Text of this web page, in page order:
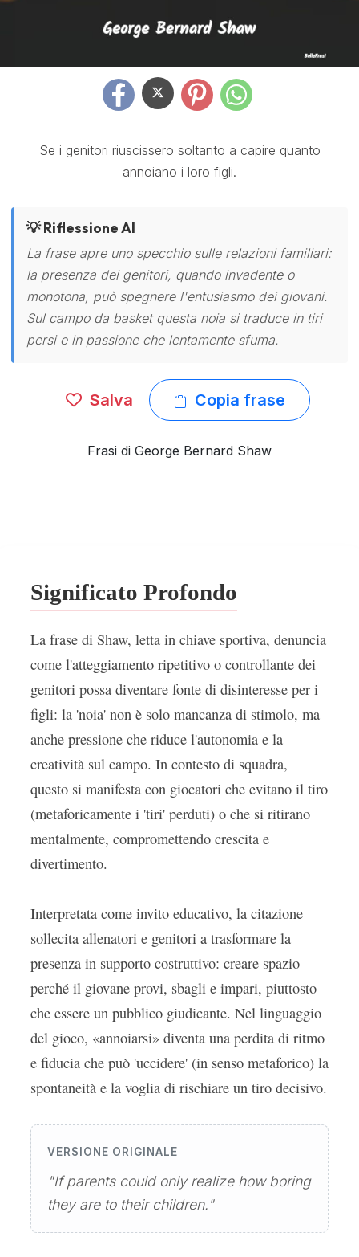
Se i genitori riuscissero soltanto a capire quanto
annoiano i loro figli.
💡 Riflessione AI
La frase apre uno specchio sulle relazioni familiari:
la presenza dei genitori, quando invadente o
monotona, può spegnere l'entusiasmo dei giovani.
Sul campo da basket questa noia si traduce in tiri
persi e in passione che lentamente sfuma.
Salva Copia frase
Frasi di George Bernard Shaw
Significato Profondo
La frase di Shaw, letta in chiave sportiva, denuncia
come l'atteggiamento ripetitivo o controllante dei
genitori possa diventare fonte di disinteresse per i
figli: la 'noia' non è solo mancanza di stimolo, ma
anche pressione che riduce l'autonomia e la
creatività sul campo. In contesto di squadra,
questo si manifesta con giocatori che evitano il tiro
(metaforicamente i 'tiri' perduti) o che si ritirano
mentalmente, compromettendo crescita e
divertimento.
Interpretata come invito educativo, la citazione
sollecita allenatori e genitori a trasformare la
presenza in supporto costruttivo: creare spazio
perché il giovane provi, sbagli e impari, piuttosto
che essere un pubblico giudicante. Nel linguaggio
del gioco, «annoiarsi» diventa una perdita di ritmo
e fiducia che può 'uccidere' (in senso metaforico) la
spontaneità e la voglia di rischiare un tiro decisivo.
VERSIONE ORIGINALE
"If parents could only realize how boring
they are to their children."